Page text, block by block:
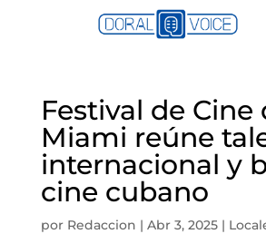
Festival de Cine
Miami reúne
internacional y
cine cubano
por Redaccion | Abr 3, 2025|